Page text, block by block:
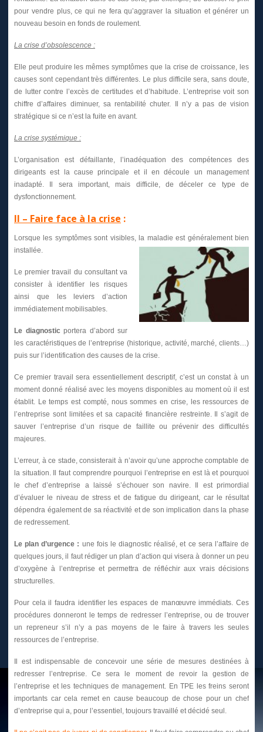
pour vendre plus, ce qui ne fera qu’aggraver la situation et générer un
nouveau besoin en fonds de roulement.
La crise d’obsolescence :
Elle peut produire les mêmes symptômes que la crise de croissance, les
causes sont cependant très différentes. Le plus difficile sera, sans doute,
de lutter contre l’excès de certitudes et d’habitude. L’entreprise voit son
chiffre d’affaires diminuer, sa rentabilité chuter. Il n’y a pas de vision
stratégique si ce n’est la fuite en avant.
La crise systémique :
L’organisation est défaillante, l’inadéquation des compétences des
dirigeants est la cause principale et il en découle un management
inadapté. Il sera important, mais difficile, de déceler ce type de
dysfonctionnement.
II – Faire face à la crise :
Lorsque les symptômes sont visibles, la maladie est généralement bien
installée.
Le premier travail du consultant va
consister à identifier les risques
ainsi que les leviers d’action
immédiatement mobilisables.
Le diagnostic portera d’abord sur
les caractéristiques de l’entreprise (historique, activité, marché, clients…)
puis sur l’identification des causes de la crise.
Ce premier travail sera essentiellement descriptif, c’est un constat à un
moment donné réalisé avec les moyens disponibles au moment où il est
établit. Le temps est compté, nous sommes en crise, les ressources de
l’entreprise sont limitées et sa capacité financière restreinte. Il s’agit de
sauver l’entreprise d’un risque de faillite ou prévenir des difficultés
majeures.
L’erreur, à ce stade, consisterait à n’avoir qu’une approche comptable de
la situation. Il faut comprendre pourquoi l’entreprise en est là et pourquoi
le chef d’entreprise a laissé s’échouer son navire. Il est primordial
d’évaluer le niveau de stress et de fatigue du dirigeant, car le résultat
dépendra également de sa réactivité et de son implication dans la phase
de redressement.
Le plan d’urgence : une fois le diagnostic réalisé, et ce sera l’affaire de
quelques jours, il faut rédiger un plan d’action qui visera à donner un peu
d’oxygène à l’entreprise et permettra de réfléchir aux vrais décisions
structurelles.
Pour cela il faudra identifier les espaces de manœuvre immédiats. Ces
procédures donneront le temps de redresser l’entreprise, ou de trouver
un repreneur s’il n’y a pas moyens de le faire à travers les seules
ressources de l’entreprise.
Il est indispensable de concevoir une série de mesures destinées à
redresser l’entreprise. Ce sera le moment de revoir la gestion de
l’entreprise et les techniques de management. En TPE les freins seront
importants car cela remet en cause beaucoup de chose pour un chef
d’entreprise qui a, pour l’essentiel, toujours travaillé et décidé seul.